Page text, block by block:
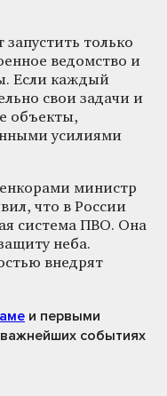
только
ведомство и
Если каждый
свои задачи и
объекты,
усилиями
министр
что в России
система ПВО. Она
неба.
внедрят
и первыми
событиях